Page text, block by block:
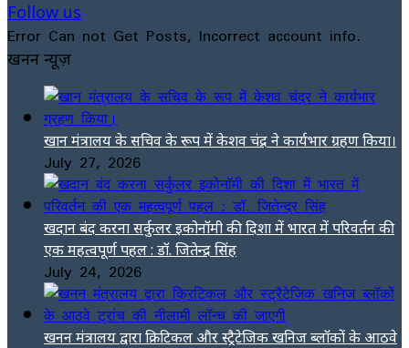
Follow us
Error Can not Get Posts, Incorrect account info.
खनन न्यूज़
खान मंत्रालय के सचिव के रूप में केशव चंद्र ने कार्यभार ग्रहण किया।
July 27, 2026
खदान बंद करना सर्कुलर इकोनॉमी की दिशा में भारत में परिवर्तन की
एक महत्वपूर्ण पहल : डॉ. जितेन्द्र सिंह
July 24, 2026
खनन मंत्रालय द्वारा क्रिटिकल और स्ट्रैटेजिक खनिज ब्लॉकों के आठवे